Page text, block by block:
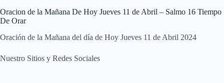
Oracion de la Mañana De Hoy Jueves 11 de Abril – Salmo 16 Tiempo
De Orar
Oración de la Mañana del día de Hoy Jueves 11 de Abril 2024
Nuestro Sitios y Redes Sociales